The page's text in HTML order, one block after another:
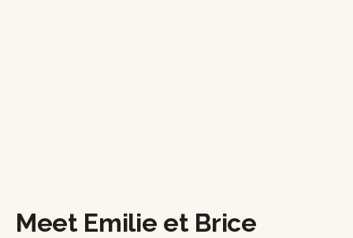
Meet Emilie et Brice